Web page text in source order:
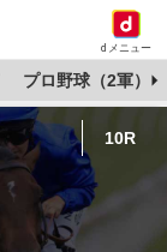
dメニュー
プロ野球（2軍）
10R